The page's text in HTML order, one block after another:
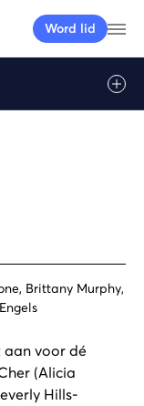
Word lid
Brittany Murphy,
Engels
voor dé
(Alicia
Hills-